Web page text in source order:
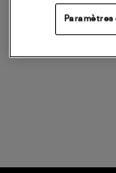
Paramètres